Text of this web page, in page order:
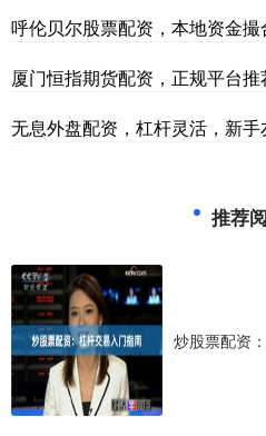
呼伦贝尔股票配资，本地资金撮
厦门恒指期货配资，正规平台推
无息外盘配资，杠杆灵活，新手
推荐
炒股票配资